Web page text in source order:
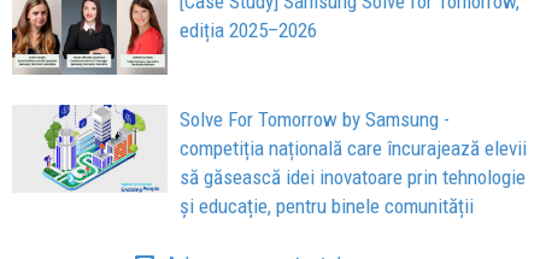
ediția 2025–2026
Solve For Tomorrow by Samsung -
competiția națională care încurajează elevii
să găsească idei inovatoare prin tehnologie
și educație, pentru binele comunității